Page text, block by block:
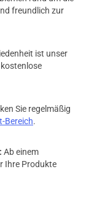
freundlich zur
ist unser
Sie regelmäßig
Bereich.
Ab einem
Ihre Produkte